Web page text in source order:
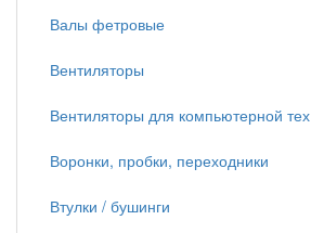
Валы фетровые
Вентиляторы
Вентиляторы для компьютерной тех
Воронки, пробки, переходники
Втулки / бушинги